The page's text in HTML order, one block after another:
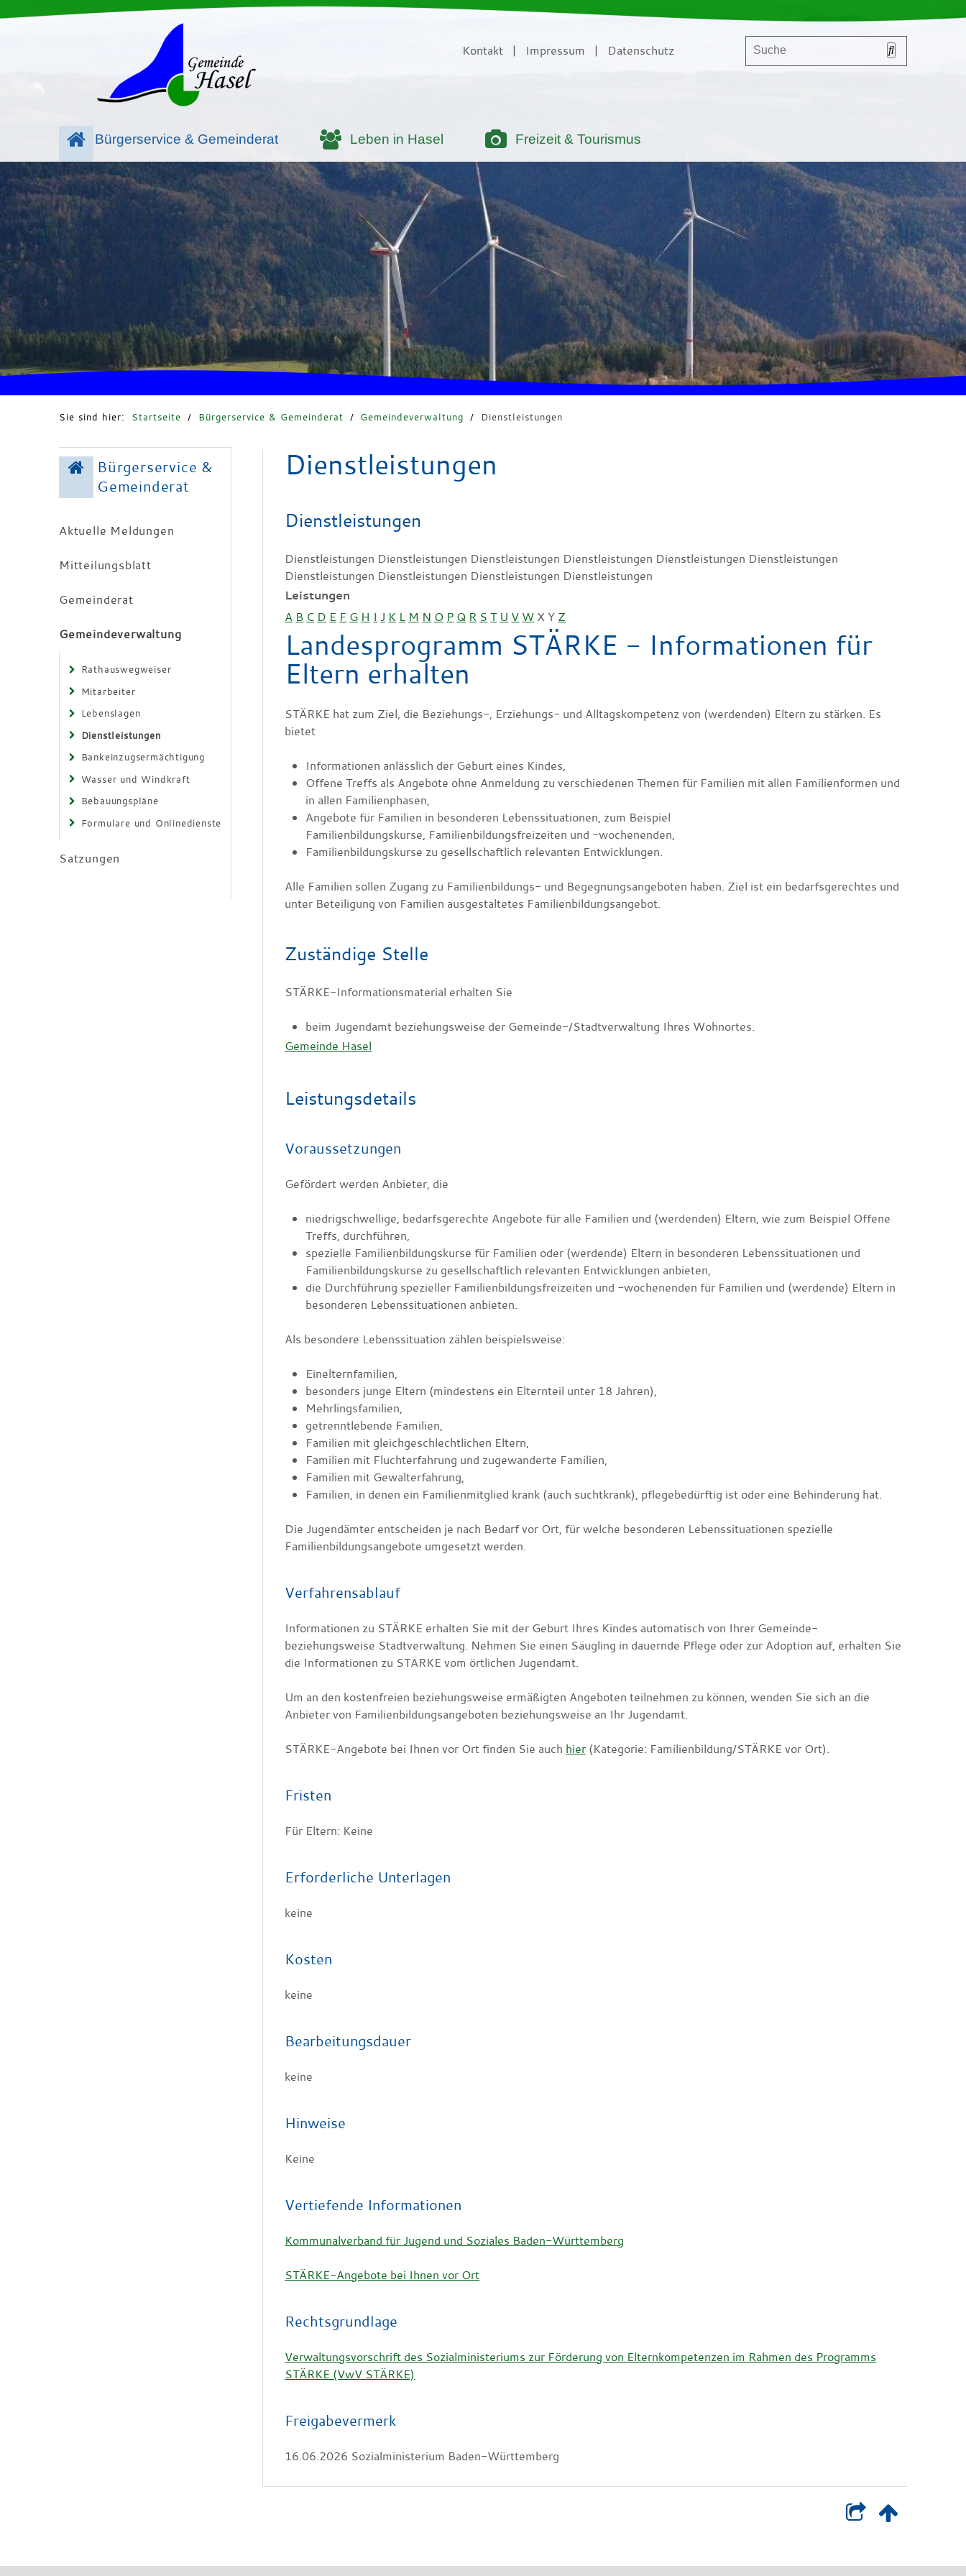
Kontakt | Impressum | Datenschutz
Bürgerservice & Gemeinderat Leben in Hasel Freizeit & Tourismus
Sie sind hier: Startseite / Bürgerservice & Gemeinderat / Gemeindeverwaltung / Dienstleistungen
Bürgerservice &
Gemeinderat
Aktuelle Meldungen
Mitteilungsblatt
Gemeinderat
Gemeindeverwaltung
Rathauswegweiser
Mitarbeiter
Lebenslagen
Dienstleistungen
Bankeinzugsermächtigung
Wasser und Windkraft
Bebauungspläne
Formulare und Onlinedienste
Satzungen
Dienstleistungen
Dienstleistungen
Dienstleistungen Dienstleistungen Dienstleistungen Dienstleistungen Dienstleistungen Dienstleistungen
Dienstleistungen Dienstleistungen Dienstleistungen Dienstleistungen
Leistungen
A B C D E F G H I J K L M N O P Q R S T U V W X Y Z
Landesprogramm STÄRKE - Informationen für
Eltern erhalten
STÄRKE hat zum Ziel, die Beziehungs-, Erziehungs- und Alltagskompetenz von (werdenden) Eltern zu stärken. Es
bietet
Informationen anlässlich der Geburt eines Kindes,
Offene Treffs als Angebote ohne Anmeldung zu verschiedenen Themen für Familien mit allen Familienformen und
in allen Familienphasen,
Angebote für Familien in besonderen Lebenssituationen, zum Beispiel
Familienbildungskurse, Familienbildungsfreizeiten und -wochenenden,
Familienbildungskurse zu gesellschaftlich relevanten Entwicklungen.
Alle Familien sollen Zugang zu Familienbildungs- und Begegnungsangeboten haben. Ziel ist ein bedarfsgerechtes und
unter Beteiligung von Familien ausgestaltetes Familienbildungsangebot.
Zuständige Stelle
STÄRKE-Informationsmaterial erhalten Sie
beim Jugendamt beziehungsweise der Gemeinde-/Stadtverwaltung Ihres Wohnortes.
Gemeinde Hasel
Leistungsdetails
Voraussetzungen
Gefördert werden Anbieter, die
niedrigschwellige, bedarfsgerechte Angebote für alle Familien und (werdenden) Eltern, wie zum Beispiel Offene
Treffs, durchführen,
spezielle Familienbildungskurse für Familien oder (werdende) Eltern in besonderen Lebenssituationen und
Familienbildungskurse zu gesellschaftlich relevanten Entwicklungen anbieten,
die Durchführung spezieller Familienbildungsfreizeiten und -wochenenden für Familien und (werdende) Eltern in
besonderen Lebenssituationen anbieten.
Als besondere Lebenssituation zählen beispielsweise:
Einelternfamilien,
besonders junge Eltern (mindestens ein Elternteil unter 18 Jahren),
Mehrlingsfamilien,
getrenntlebende Familien,
Familien mit gleichgeschlechtlichen Eltern,
Familien mit Fluchterfahrung und zugewanderte Familien,
Familien mit Gewalterfahrung,
Familien, in denen ein Familienmitglied krank (auch suchtkrank), pflegebedürftig ist oder eine Behinderung hat.
Die Jugendämter entscheiden je nach Bedarf vor Ort, für welche besonderen Lebenssituationen spezielle
Familienbildungsangebote umgesetzt werden.
Verfahrensablauf
Informationen zu STÄRKE erhalten Sie mit der Geburt Ihres Kindes automatisch von Ihrer Gemeinde-
beziehungsweise Stadtverwaltung. Nehmen Sie einen Säugling in dauernde Pflege oder zur Adoption auf, erhalten Sie
die Informationen zu STÄRKE vom örtlichen Jugendamt.
Um an den kostenfreien beziehungsweise ermäßigten Angeboten teilnehmen zu können, wenden Sie sich an die
Anbieter von Familienbildungsangeboten beziehungsweise an Ihr Jugendamt.
STÄRKE-Angebote bei Ihnen vor Ort finden Sie auch hier (Kategorie: Familienbildung/STÄRKE vor Ort).
Fristen
Für Eltern: Keine
Erforderliche Unterlagen
keine
Kosten
keine
Bearbeitungsdauer
keine
Hinweise
Keine
Vertiefende Informationen
Kommunalverband für Jugend und Soziales Baden-Württemberg
STÄRKE-Angebote bei Ihnen vor Ort
Rechtsgrundlage
Verwaltungsvorschrift des Sozialministeriums zur Förderung von Elternkompetenzen im Rahmen des Programms
STÄRKE (VwV STÄRKE)
Freigabevermerk
16.06.2026 Sozialministerium Baden-Württemberg